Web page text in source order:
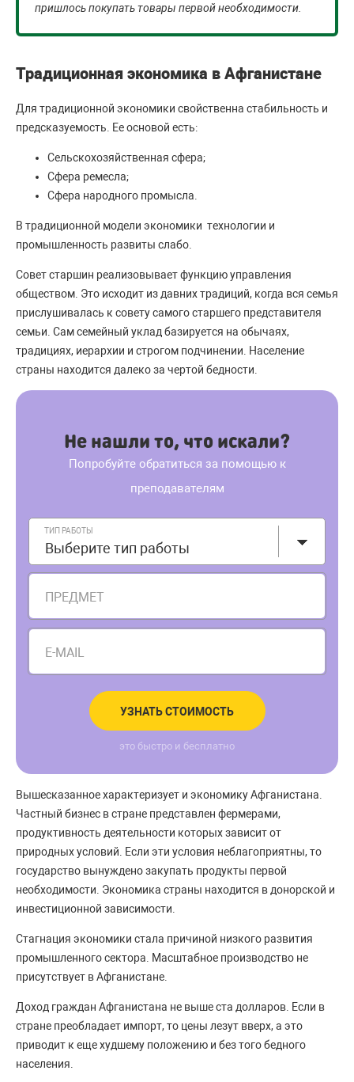
пришлось покупать товары первой необходимости.
Традиционная экономика в Афганистане
Для традиционной экономики свойственна стабильность и
предсказуемость. Ее основой есть:
Сельскохозяйственная сфера;
Сфера ремесла;
Сфера народного промысла.
В традиционной модели экономики технологии и
промышленность развиты слабо.
Совет старшин реализовывает функцию управления
обществом. Это исходит из давних традиций, когда вся семья
прислушивалась к совету самого старшего представителя
семьи. Сам семейный уклад базируется на обычаях,
традициях, иерархии и строгом подчинении. Население
страны находится далеко за чертой бедности.
Не нашли то, что искали?
Попробуйте обратиться за помощью к
преподавателям
ТИП РАБОТЫ
Выберите тип работы
ПРЕДМЕТ
E-MAIL
УЗНАТЬ СТОИМОСТЬ
это быстро и бесплатно
Вышесказанное характеризует и экономику Афганистана.
Частный бизнес в стране представлен фермерами,
продуктивность деятельности которых зависит от
природных условий. Если эти условия неблагоприятны, то
государство вынуждено закупать продукты первой
необходимости. Экономика страны находится в донорской и
инвестиционной зависимости.
Стагнация экономики стала причиной низкого развития
промышленного сектора. Масштабное производство не
присутствует в Афганистане.
Доход граждан Афганистана не выше ста долларов. Если в
стране преобладает импорт, то цены лезут вверх, а это
приводит к еще худшему положению и без того бедного
населения.